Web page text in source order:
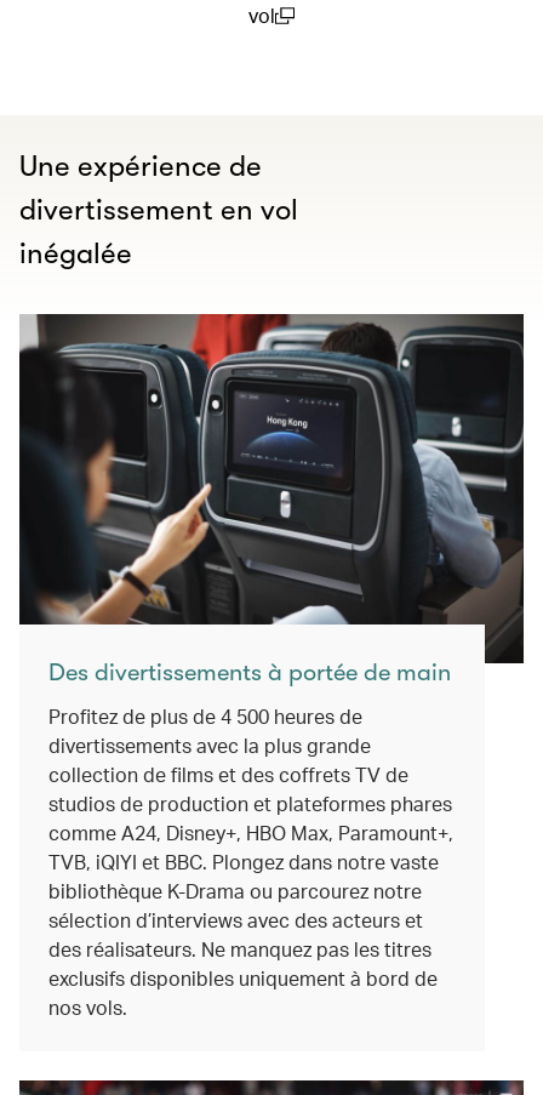
vol
Une expérience de
divertissement en vol
inégalée
Des divertissements à portée de main
Profitez de plus de 4 500 heures de
divertissements avec la plus grande
collection de films et des coffrets TV de
studios de production et plateformes phares
comme A24, Disney+, HBO Max, Paramount+,
TVB, iQIYI et BBC. Plongez dans notre vaste
bibliothèque K-Drama ou parcourez notre
sélection d’interviews avec des acteurs et
des réalisateurs. Ne manquez pas les titres
exclusifs disponibles uniquement à bord de
nos vols.